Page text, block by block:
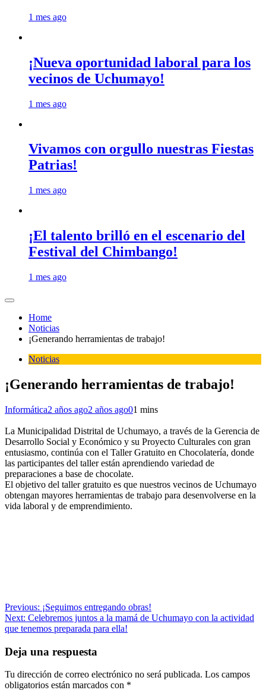
1 mes ago
¡Nueva oportunidad laboral para los
vecinos de Uchumayo!
1 mes ago
Vivamos con orgullo nuestras Fiestas
Patrias!
1 mes ago
¡El talento brilló en el escenario del
Festival del Chimbango!
1 mes ago
Home
Noticias
¡Generando herramientas de trabajo!
Noticias
¡Generando herramientas de trabajo!
Informática2 años ago2 años ago01 mins
La Municipalidad Distrital de Uchumayo, a través de la Gerencia de
Desarrollo Social y Económico y su Proyecto Culturales con gran
entusiasmo, continúa con el Taller Gratuito en Chocolatería, donde
las participantes del taller están aprendiendo variedad de
preparaciones a base de chocolate.
El objetivo del taller gratuito es que nuestros vecinos de Uchumayo
obtengan mayores herramientas de trabajo para desenvolverse en la
vida laboral y de emprendimiento.
Navegación
de
Previous: ¡Seguimos entregando obras!
Next: Celebremos juntos a la mamá de Uchumayo con la actividad
que tenemos preparada para ella!
Deja una respuesta
Tu dirección de correo electrónico no será publicada. Los campos
obligatorios están marcados con *